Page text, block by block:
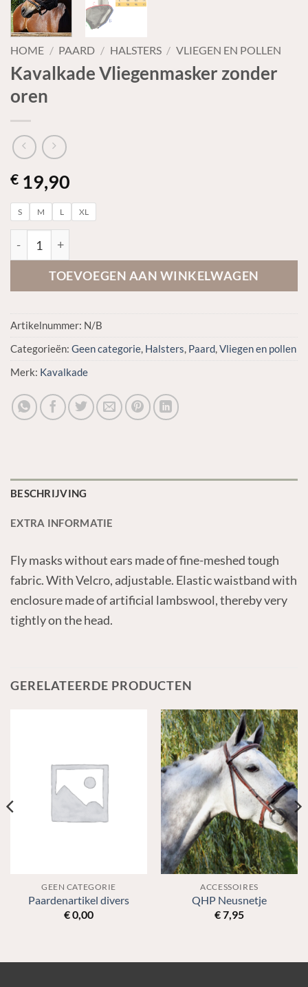
HOME / PAARD / HALSTERS / VLIEGEN EN POLLEN
Kavalkade Vliegenmasker zonder
oren
€ 19,90
S M L XL
TOEVOEGEN AAN WINKELWAGEN
Artikelnummer: N/B
Categorieën: Geen categorie, Halsters, Paard,Vliegen en pollen
Merk: Kavalkade
BESCHRIJVING
EXTRA INFORMATIE
Fly masks without ears made of fine-meshed tough
fabric. With Velcro, adjustable. Elastic waistband with
enclosure made of artificial lambswool, thereby very
tightly on the head.
GERELATEERDE PRODUCTEN
GEEN CATEGORIE
Paardenartikel divers
€0,00
ACCESSOIRES
QHP Neusnetje
€7,95